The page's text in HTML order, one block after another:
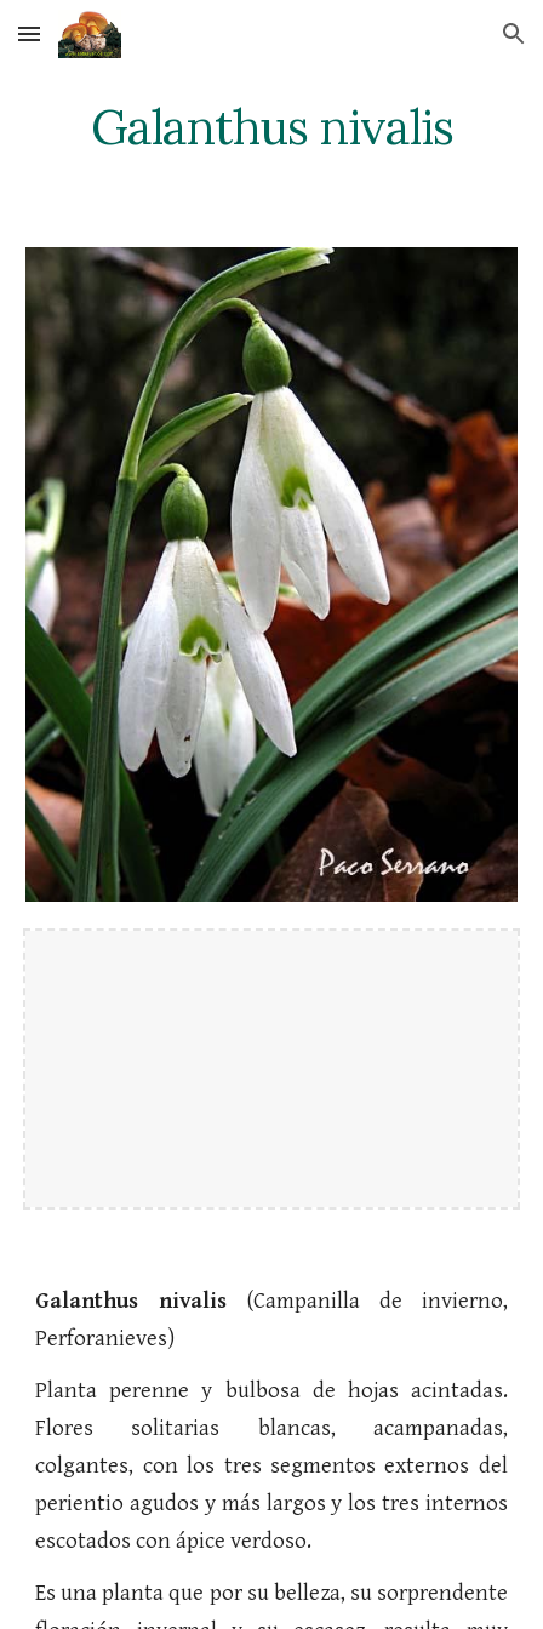
Skip to main content Skip to navigation
Galanthus nivalis
Galanthus nivalis (Campanilla de invierno,
Perforanieves)
Planta perenne y bulbosa de hojas acintadas.
Flores solitarias blancas, acampanadas,
colgantes, con los tres segmentos externos del
perientio agudos y más largos y los tres internos
escotados con ápice verdoso.
Es una planta que por su belleza, su sorprendente